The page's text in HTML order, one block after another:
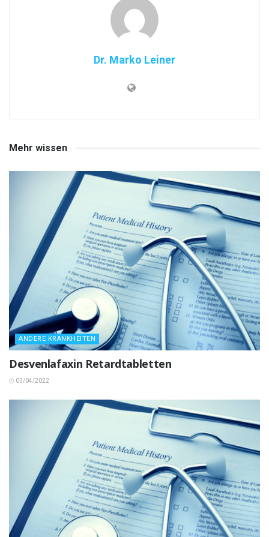
Dr. Marko Leiner
Mehr wissen
ANDERE KRANKHEITEN
Desvenlafaxin Retardtabletten
03/04/2022